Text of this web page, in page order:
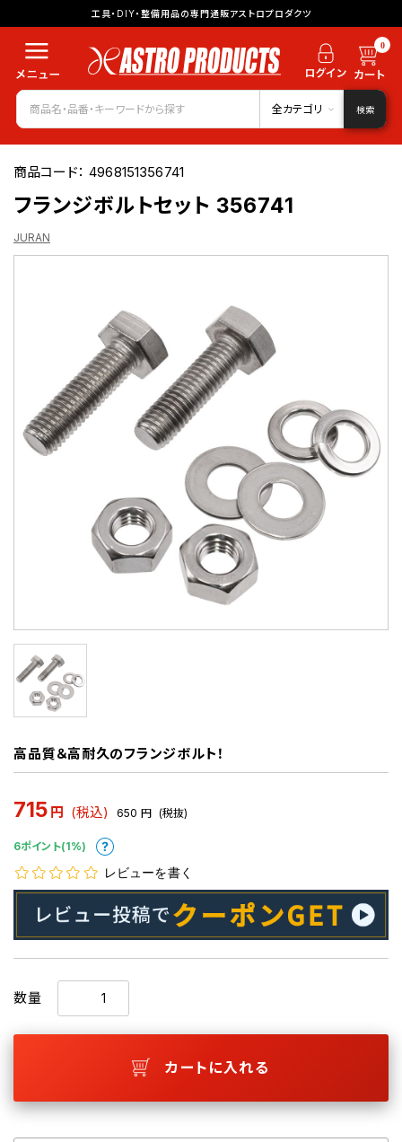
工具・DIY・整備用品の専門通販アストロプロダクツ
0
全カテゴリ 検索
商品コード：4968151356741
フランジボルトセット 356741
JURAN
高品質＆高耐久のフランジボルト！
715 円 (税込) 650 円 (税抜)
6ポイント(1%)
レビューを書く
数量
カートに入れる